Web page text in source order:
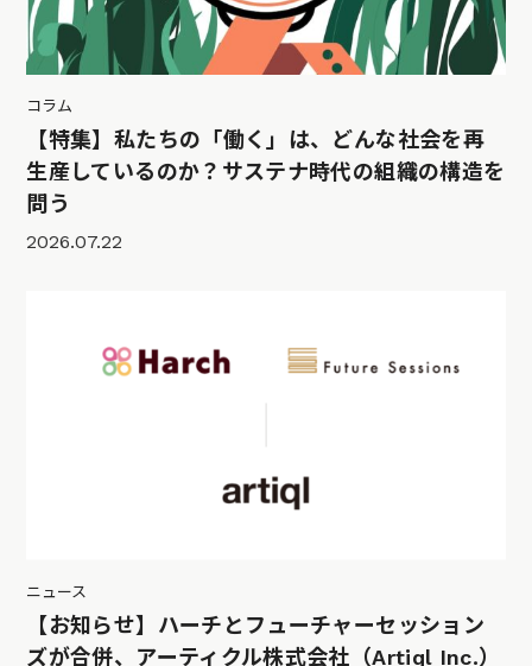
コラム
【特集】私たちの「働く」は、どんな社会を再
生産しているのか？サステナ時代の組織の構造を
問う
2026.07.22
ニュース
【お知らせ】ハーチとフューチャーセッション
ズが合併、アーティクル株式会社（Artiql Inc.）